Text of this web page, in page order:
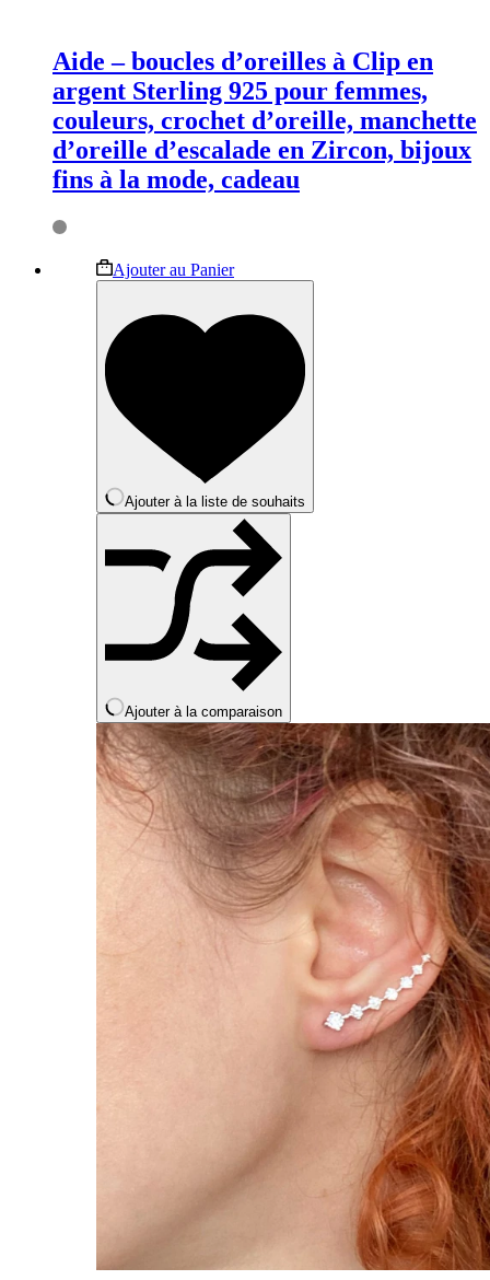
Aide – boucles d’oreilles à Clip en
argent Sterling 925 pour femmes,
couleurs, crochet d’oreille, manchette
d’oreille d’escalade en Zircon, bijoux
fins à la mode, cadeau
Ajouter au PanierCe
plusieurs
variations.
choisies
sur
page
du
produit
Ajouter à la liste de souhaits
Ajouter à la comparaison